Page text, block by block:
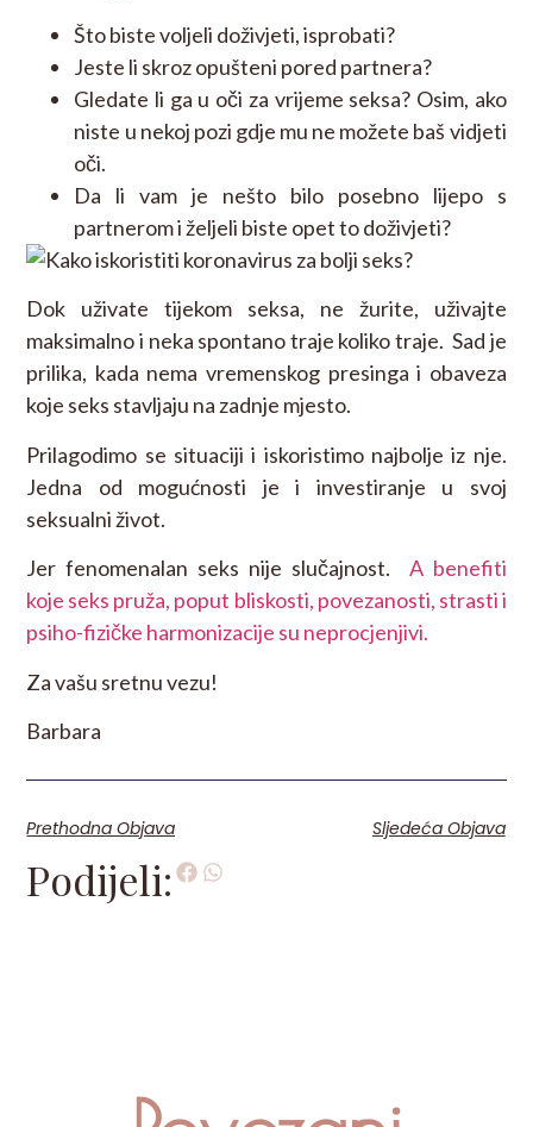
Što biste voljeli doživjeti, isprobati?
Jeste li skroz opušteni pored partnera?
Gledate li ga u oči za vrijeme seksa? Osim, ako
niste u nekoj pozi gdje mu ne možete baš vidjeti
oči.
Da li vam je nešto bilo posebno lijepo s
partnerom i željeli biste opet to doživjeti?
Dok uživate tijekom seksa, ne žurite, uživajte
maksimalno i neka spontano traje koliko traje. Sad je
prilika, kada nema vremenskog presinga i obaveza
koje seks stavljaju na zadnje mjesto.
Prilagodimo se situaciji i iskoristimo najbolje iz nje.
Jedna od mogućnosti je i investiranje u svoj
seksualni život.
Jer fenomenalan seks nije slučajnost. A benefiti
koje seks pruža, poput bliskosti, povezanosti, strasti i
psiho-fizičke harmonizacije su neprocjenjivi.
Za vašu sretnu vezu!
Barbara
Prethodna Objava Sljedeća Objava
Podijeli: